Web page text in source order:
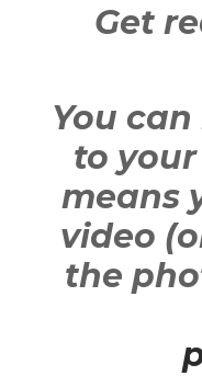
Get
You
to
means
video
the